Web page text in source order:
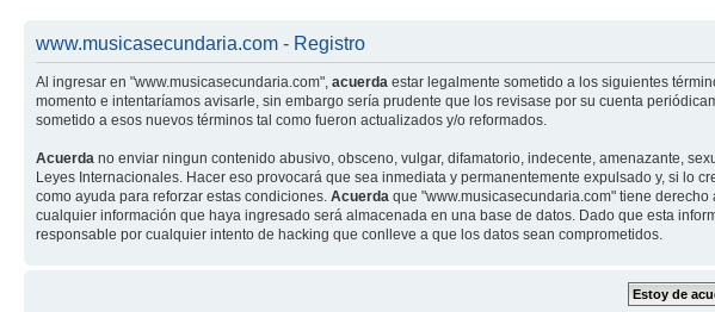
www.musicasecundaria.com - Registro
Al ingresar en "www.musicasecundaria.com", acuerda estar legalmente sometido a los siguientes
momento e intentaríamos avisarle, sin embargo sería prudente que los revisase por su cuenta
sometido a esos nuevos términos tal como fueron actualizados y/o reformados.
Acuerda no enviar ningun contenido abusivo, obsceno, vulgar, difamatorio, indecente, amenazante,
Leyes Internacionales. Hacer eso provocará que sea inmediata y permanentemente expulsado y, si lo
como ayuda para reforzar estas condiciones. Acuerda que "www.musicasecundaria.com" tiene
cualquier información que haya ingresado será almacenada en una base de datos. Dado que esta
responsable por cualquier intento de hacking que conlleve a que los datos sean comprometidos.